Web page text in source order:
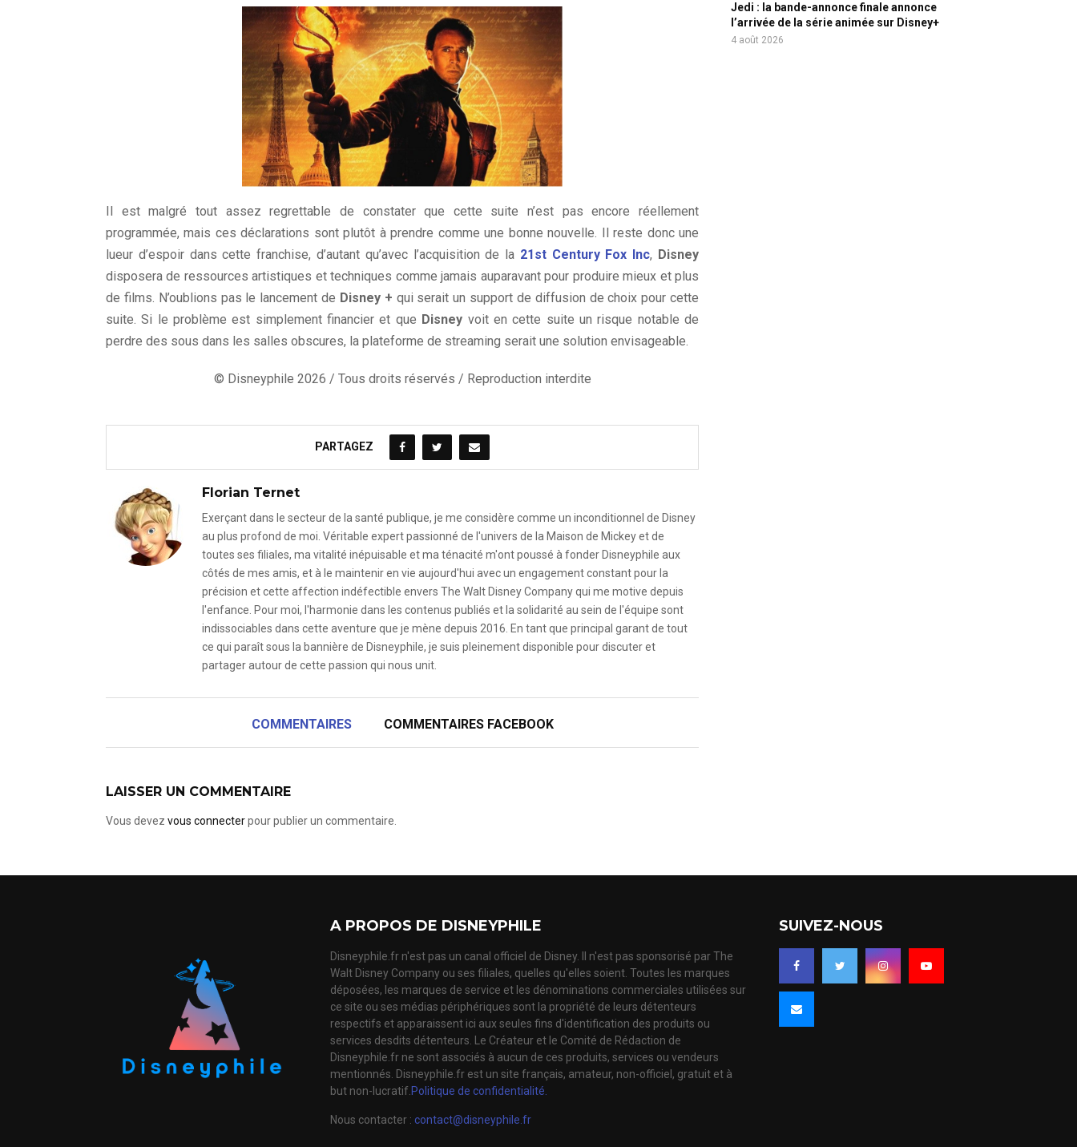
Il est malgré tout assez regrettable de constater que cette suite n’est pas encore réellement
programmée, mais ces déclarations sont plutôt à prendre comme une bonne nouvelle. Il reste donc une
lueur d’espoir dans cette franchise, d’autant qu’avec l’acquisition de la 21st Century Fox Inc, Disney
disposera de ressources artistiques et techniques comme jamais auparavant pour produire mieux et plus
de films. N’oublions pas le lancement de Disney + qui serait un support de diffusion de choix pour cette
suite. Si le problème est simplement financier et que Disney voit en cette suite un risque notable de
perdre des sous dans les salles obscures, la plateforme de streaming serait une solution envisageable.
© Disneyphile 2026 / Tous droits réservés / Reproduction interdite
PARTAGEZ
Florian Ternet
Exerçant dans le secteur de la santé publique, je me considère comme un inconditionnel de Disney
au plus profond de moi. Véritable expert passionné de l'univers de la Maison de Mickey et de
toutes ses filiales, ma vitalité inépuisable et ma ténacité m'ont poussé à fonder Disneyphile aux
côtés de mes amis, et à le maintenir en vie aujourd'hui avec un engagement constant pour la
précision et cette affection indéfectible envers The Walt Disney Company qui me motive depuis
l'enfance. Pour moi, l'harmonie dans les contenus publiés et la solidarité au sein de l'équipe sont
indissociables dans cette aventure que je mène depuis 2016. En tant que principal garant de tout
ce qui paraît sous la bannière de Disneyphile, je suis pleinement disponible pour discuter et
partager autour de cette passion qui nous unit.
COMMENTAIRES COMMENTAIRES FACEBOOK
LAISSER UN COMMENTAIRE
Vous devez vous connecterpour publier un commentaire.
Jedi : la bande-annonce finale annonce
l’arrivée de la série animée sur Disney+
4 août 2026
A PROPOS DE DISNEYPHILE
Disneyphile.fr n'est pas un canal officiel de Disney. Il n'est pas sponsorisé par The
Walt Disney Company ou ses filiales, quelles qu'elles soient. Toutes les marques
déposées, les marques de service et les dénominations commerciales utilisées sur
ce site ou ses médias périphériques sont la propriété de leurs détenteurs
respectifs et apparaissent ici aux seules fins d'identification des produits ou
services desdits détenteurs. Le Créateur et le Comité de Rédaction de
Disneyphile.fr ne sont associés à aucun de ces produits, services ou vendeurs
mentionnés. Disneyphile.fr est un site français, amateur, non-officiel, gratuit et à
but non-lucratif.Politique de confidentialité.
Nous contacter : contact@disneyphile.fr
SUIVEZ-NOUS